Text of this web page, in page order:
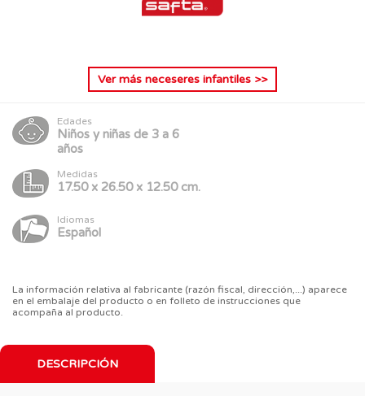
Ver más neceseres infantiles >>
Edades
Niños y niñas de 3 a 6
años
Medidas
17.50 x 26.50 x 12.50 cm.
Idiomas
Español
La información relativa al fabricante (razón fiscal, dirección,...) aparece
en el embalaje del producto o en folleto de instrucciones que
acompaña al producto.
DESCRIPCIÓN